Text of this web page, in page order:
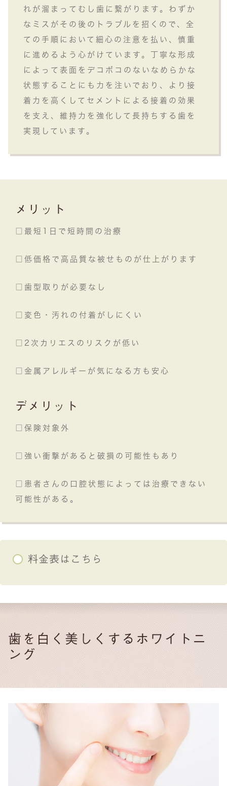
れが溜まってむし歯に繋がります。わずか
なミスがその後のトラブルを招くので、全
ての手順において細心の注意を払い、慎重
に進めるよう心がけています。丁寧な形成
によって表面をデコボコのないなめらかな
状態することにも力を注いでおり、より接
着力を高くしてセメントによる接着の効果
を支え、維持力を強化して長持ちする歯を
実現しています。
メリット
□最短1日で短時間の治療
□低価格で高品質な被せものが仕上がります
□歯型取りが必要なし
□変色・汚れの付着がしにくい
□2次カリエスのリスクが低い
□金属アレルギーが気になる方も安心
デメリット
□保険対象外
□強い衝撃があると破損の可能性もあり
□患者さんの口腔状態によっては治療できない
可能性がある。
料金表はこちら
歯を白く美しくするホワイトニ
ング